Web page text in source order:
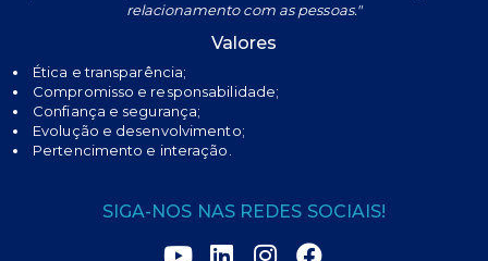
relacionamento com as pessoas."
Valores
Ética e transparência;
Compromisso e responsabilidade;
Confiança e segurança;
Evolução e desenvolvimento;
Pertencimento e interação.
SIGA-NOS NAS REDES SOCIAIS!